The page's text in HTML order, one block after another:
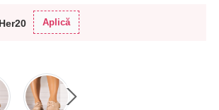
Aplică